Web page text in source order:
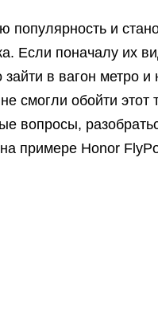
и
Если поначалу их
в вагон метро и
обойти этот
вопросы,
примере Honor